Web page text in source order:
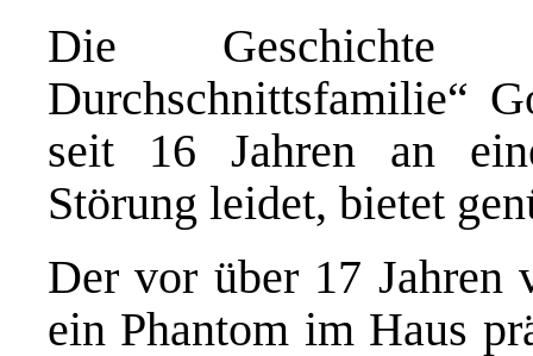
Die Geschichte
Durchschnittsfamilie“
seit 16 Jahren an
Störung leidet, bietet
Der vor über 17 Jahren
ein Phantom im Haus